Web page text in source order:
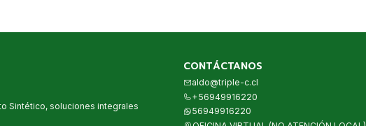
Sintético, soluciones integrales
CONTÁCTANOS
aldo@triple-c.cl
+56949916220
56949916220